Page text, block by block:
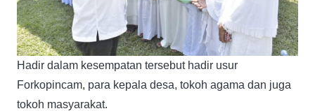
Hadir dalam kesempatan tersebut hadir usur
Forkopincam, para kepala desa, tokoh agama dan juga
tokoh masyarakat.